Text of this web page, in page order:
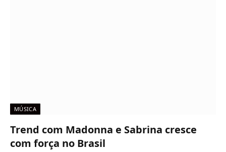
MÚSICA
Trend com Madonna e Sabrina cresce
com força no Brasil